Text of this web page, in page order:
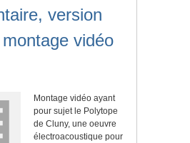
version
vidéo
Montage vidéo ayant
pour sujet le Polytope
de Cluny, une oeuvre
électroacoustique pour